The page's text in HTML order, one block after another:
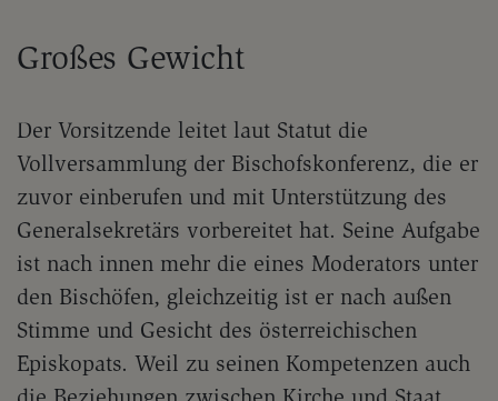
Großes Gewicht
Der Vorsitzende leitet laut Statut die
Vollversammlung der Bischofskonferenz, die er
zuvor einberufen und mit Unterstützung des
Generalsekretärs vorbereitet hat. Seine Aufgabe
ist nach innen mehr die eines Moderators unter
den Bischöfen, gleichzeitig ist er nach außen
Stimme und Gesicht des österreichischen
Episkopats. Weil zu seinen Kompetenzen auch